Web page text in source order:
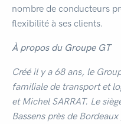
nombre de conducteurs
flexibilité à ses clients.
À propos du Groupe GT
Créé il y a 68 ans, le
familiale de transport et
et Michel SARRAT. Le
Bassens près de Bordeaux